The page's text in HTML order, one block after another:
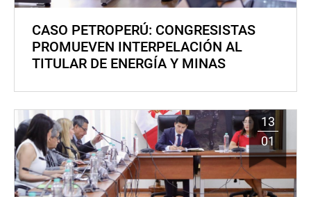
CASO PETROPERÚ: CONGRESISTAS
PROMUEVEN INTERPELACIÓN AL
TITULAR DE ENERGÍA Y MINAS
13
01